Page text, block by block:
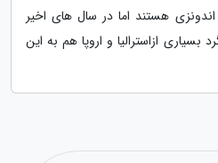
هستند اما در سال های اخیر
ازاسترالیا و اروپا هم به این